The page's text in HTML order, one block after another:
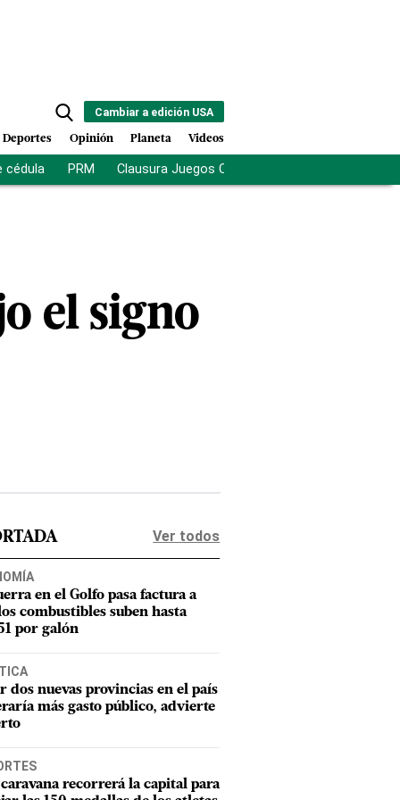
Cambiar a edición USA
Deportes Opinión Planeta Videos
cédula PRM Clausura Juegos Centroamericanos
el signo
Ver todos
en el Golfo pasa factura a
combustibles suben hasta
por galón
dos nuevas provincias en el país
más gasto público, advierte
caravana recorrerá la capital para